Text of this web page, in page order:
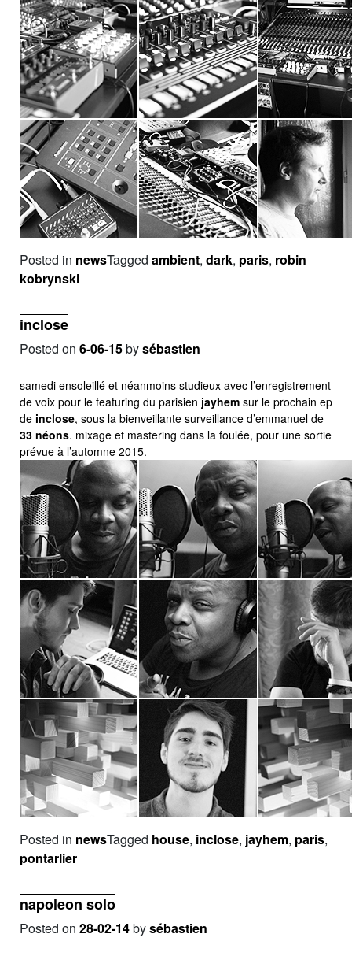
Posted in newsTagged ambient, dark, paris, robin
kobrynski
inclose
Posted on 6-06-15bysébastien
samedi ensoleillé et néanmoins studieux avec l’enregistrement
de voix pour le featuring du parisien jayhem sur le prochain ep
de inclose, sous la bienveillante surveillance d’emmanuel de
33 néons. mixage et mastering dans la foulée, pour une sortie
prévue à l’automne 2015.
Posted in newsTagged house, inclose, jayhem, paris,
pontarlier
napoleon solo
Posted on 28-02-14bysébastien